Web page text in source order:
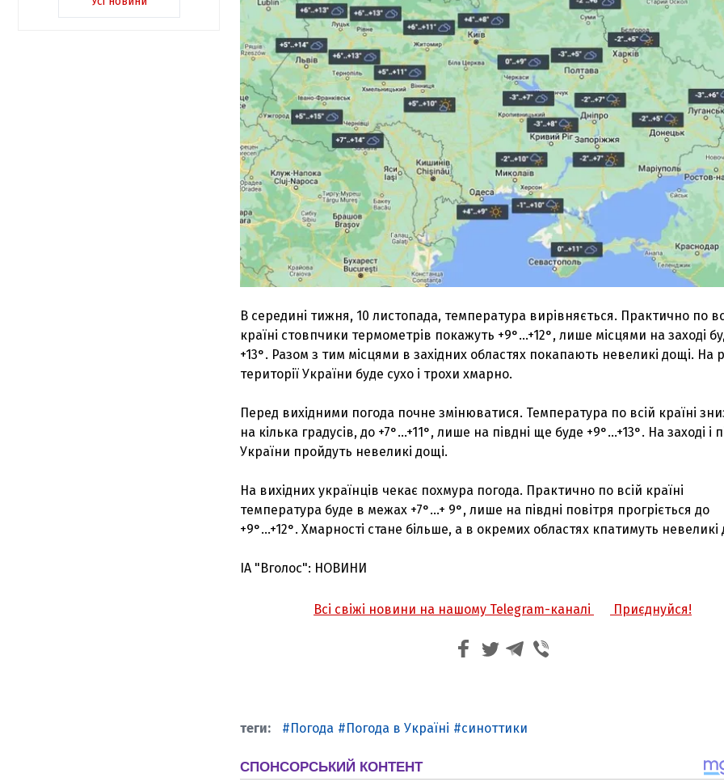
В середині тижня, 10 листопада, температура вирівняється. Практично по
країні стовпчики термометрів покажуть +9°...+12°, лише місцями на заході
+13°. Разом з тим місцями в західних областях покапають невеликі дощі. На
території України буде сухо і трохи хмарно.
Перед вихідними погода почне змінюватися. Температура по всій країні
на кілька градусів, до +7°...+11°, лише на півдні ще буде +9°...+13°. На заході і
України пройдуть невеликі дощі.
На вихідних українців чекає похмура погода. Практично по всій країні
температура буде в межах +7°...+ 9°, лише на півдні повітря прогріється до
+9°...+12°. Хмарності стане більше, а в окремих областях кпатимуть невеликі
ІА "Вголос": НОВИНИ
Всі свіжі новини на нашому Telegram-каналі Приєднуйся!
Погода Погода в Україні синоттики
З'явилося відео знищеного ворожого